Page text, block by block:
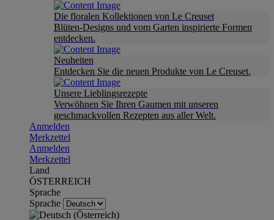
Die floralen Kollektionen von Le Creuset
Blüten-Designs und vom Garten inspirierte Formen
entdecken.
Neuheiten
Entdecken Sie die neuen Produkte von Le Creuset.
Unsere Lieblingsrezepte
Verwöhnen Sie Ihren Gaumen mit unseren
geschmackvollen Rezepten aus aller Welt.
Anmelden
Merkzettel
Anmelden
Merkzettel
Land
ÖSTERREICH
Sprache
Sprache